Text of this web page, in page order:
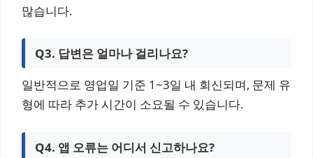
많습니다.
Q3. 답변은 얼마나 걸리나요?
일반적으로 영업일 기준 1~3일 내 회신되며, 문제 유
형에 따라 추가 시간이 소요될 수 있습니다.
Q4. 앱 오류는 어디서 신고하나요?